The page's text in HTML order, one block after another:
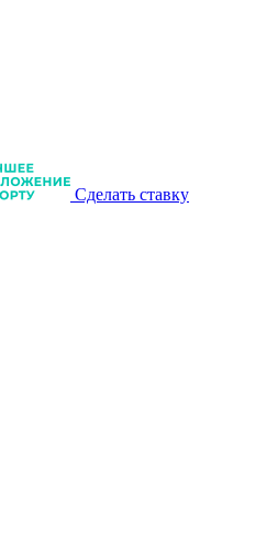
Сделать ставку